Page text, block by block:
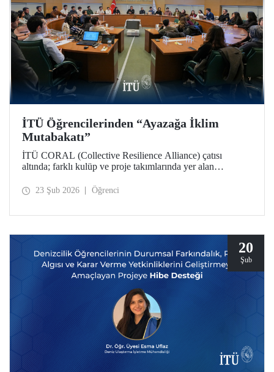
İTÜ Öğrencilerinden “Ayazağa İklim
Mutabakatı”
İTÜ CORAL (Collective Resilience Alliance) çatısı
altında; farklı kulüp ve proje takımlarında yer alan
bütünleşik bir yaklaşımla ele alındığı COP31 Komisyonu
23 Şub 2026 Öğrenci
20
Şub